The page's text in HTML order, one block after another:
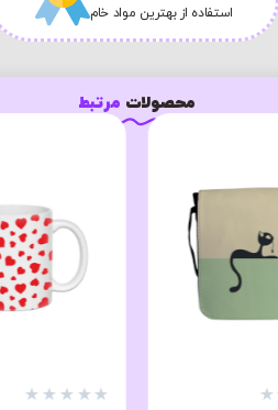
استفاده از بهترین مواد خام
محصولات مرتبط
★
★
★
★
★
★